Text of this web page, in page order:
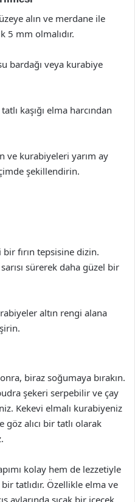
alın ve merdane ile
5 mm olmalıdır.
bardağı veya kurabiye
kaşığı elma harcından
ve kurabiyeleri yarım ay
şekillendirin.
fırın tepsisine dizin.
sürerek daha güzel bir
altın rengi alana
biraz soğumaya bırakın.
şekeri serpebilir ve çay
Kekevi elmalı kurabiyeniz
göz alıcı bir tatlı olarak
kolay hem de lezzetiyle
tatlıdır. Özellikle elma ve
aylarında sıcak bir içecek